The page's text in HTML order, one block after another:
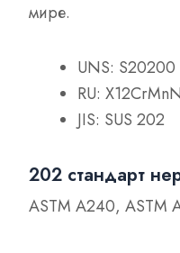
мире.
UNS: S20200
RU:
JIS: SUS 202
202 стандарт
ASTM A240, ASTM